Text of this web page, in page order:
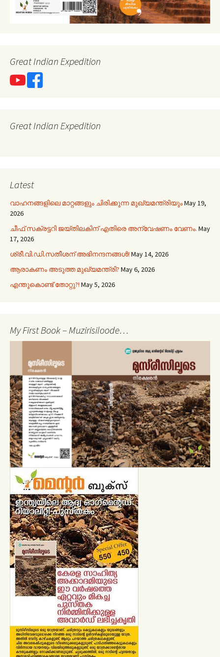
Great Indian Expedition
Great Indian Expedition
Latest
വാഹനങ്ങളിലെ മാറ്റങ്ങളും ചിരിക്കുന്ന മുഖ്യമന്ത്രിയുംMay 19,
2026
ചീഫ് സക്രട്ടറി ജയ്തിലകിന് എതിരെ അന്വേഷണം വേണം. May
17, 2026
ശ്രീ.വി.ഡി.സതീശന് അഭിനന്ദനങ്ങൾ! May 14, 2026
ആരാകണം അടുത്ത മുഖ്യമന്ത്രി? May 6, 2026
എന്തുകൊണ്ട് തോറ്റു?! May 5, 2026
My First Book – Muzirisiloode…